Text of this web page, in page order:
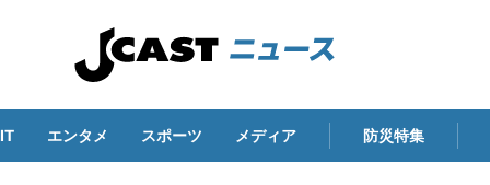
IT エンタメ スポーツ メディア 防災特集